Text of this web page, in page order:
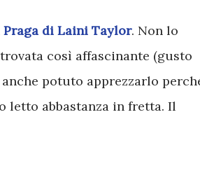
di Laini Taylor. Non lo
così affascinante (gusto
potuto apprezzarlo
letto abbastanza in fretta. Il